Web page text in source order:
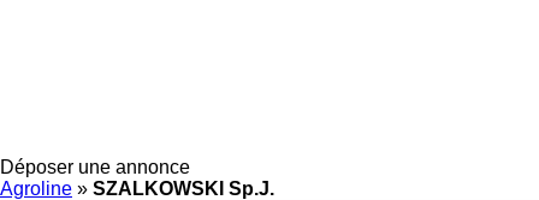
Déposer une annonce
Agroline » SZALKOWSKI Sp.J.